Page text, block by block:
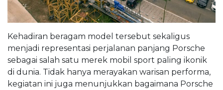
Kehadiran beragam model tersebut sekaligus
menjadi representasi perjalanan panjang Porsche
sebagai salah satu merek mobil sport paling ikonik
di dunia. Tidak hanya merayakan warisan performa,
kegiatan ini juga menunjukkan bagaimana Porsche